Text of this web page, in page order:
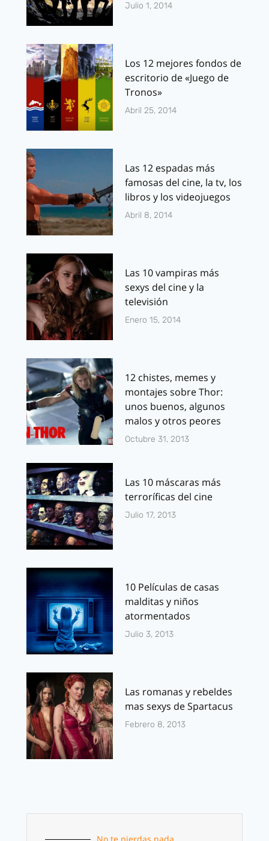
Julio 1, 2014
Los 12 mejores fondos de
escritorio de «Juego de
Tronos»
Abril 25, 2014
Las 12 espadas más
famosas del cine, la tv, los
libros y los videojuegos
Abril 8, 2014
Las 10 vampiras más
sexys del cine y la
televisión
Enero 15, 2014
12 chistes, memes y
montajes sobre Thor:
unos buenos, algunos
malos y otros peores
Octubre 31, 2013
Las 10 máscaras más
terroríficas del cine
Julio 17, 2013
10 Películas de casas
malditas y niños
atormentados
Julio 3, 2013
Las romanas y rebeldes
mas sexys de Spartacus
Febrero 8, 2013